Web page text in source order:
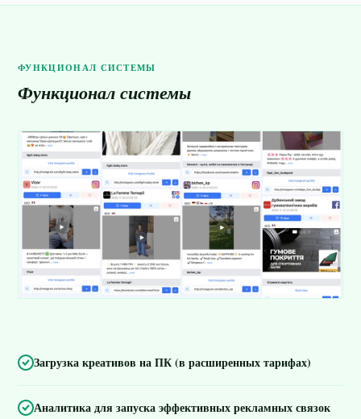
ФУНКЦИОНАЛ СИСТЕМЫ
Функционал системы
Загрузка креативов на ПК (в расширенных тарифах)
Аналитика для запуска эффективных рекламных связок